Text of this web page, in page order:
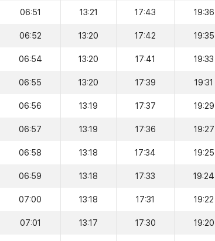
06:51 13:21 17:43 19:36
06:52 13:20 17:42 19:35
06:54 13:20 17:41 19:33
06:55 13:20 17:39 19:31
06:56 13:19 17:37 19:29
06:57 13:19 17:36 19:27
06:58 13:18 17:34 19:25
06:59 13:18 17:33 19:24
07:00 13:18 17:31 19:22
07:01 13:17 17:30 19:20